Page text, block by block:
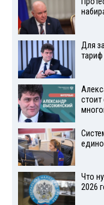
Для
стоит
Что
2026